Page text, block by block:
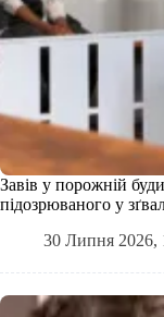
Завів у порожній
підозрюваного у
30 Липня 2026,